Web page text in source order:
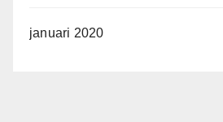
januari 2020